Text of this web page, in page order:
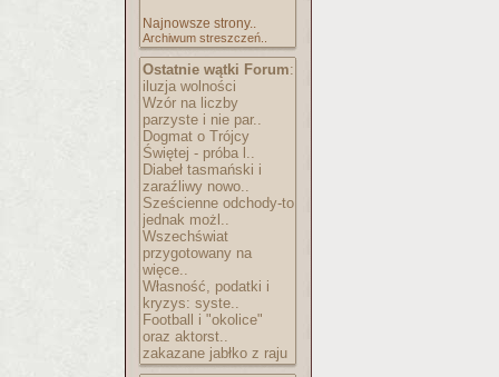
Najnowsze strony..
Archiwum streszczeń..
Ostatnie wątki Forum:
iluzja wolności
Wzór na liczby
parzyste i nie par..
Dogmat o Trójcy
Świętej - próba l..
Diabeł tasmański i
zaraźliwy nowo..
Sześcienne odchody-to
jednak możl..
Wszechświat
przygotowany na
więce..
Własność, podatki i
kryzys: syste..
Football i "okolice"
oraz aktorst..
zakazane jabłko z raju